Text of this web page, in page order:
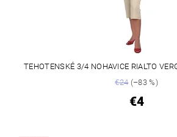
TEHOTENSKÉ 3/4 NOHAVICE RIALTO
€24(–83 %)
€4